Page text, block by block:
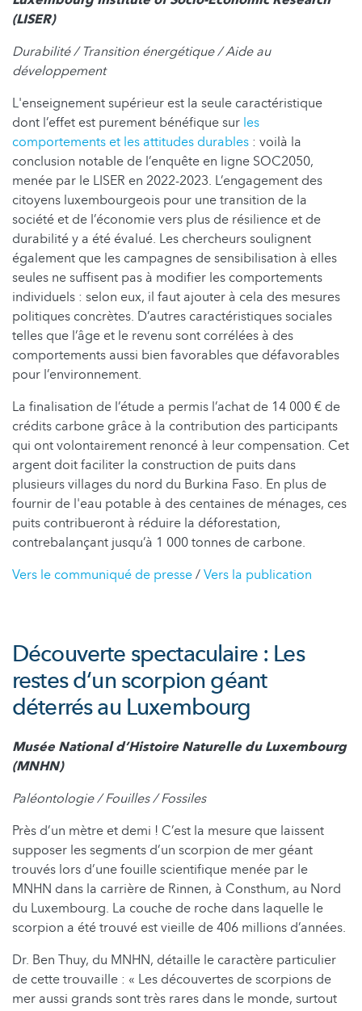
(LISER)
Durabilité / Transition énergétique / Aide au
développement
L'enseignement supérieur est la seule caractéristique
dont l’effet est purement bénéfique sur les
comportements et les attitudes durables : voilà la
conclusion notable de l’enquête en ligne SOC2050,
menée par le LISER en 2022-2023. L’engagement des
citoyens luxembourgeois pour une transition de la
société et de l’économie vers plus de résilience et de
durabilité y a été évalué. Les chercheurs soulignent
également que les campagnes de sensibilisation à elles
seules ne suffisent pas à modifier les comportements
individuels : selon eux, il faut ajouter à cela des mesures
politiques concrètes. D’autres caractéristiques sociales
telles que l’âge et le revenu sont corrélées à des
comportements aussi bien favorables que défavorables
pour l’environnement.
La finalisation de l’étude a permis l’achat de 14 000 € de
crédits carbone grâce à la contribution des participants
qui ont volontairement renoncé à leur compensation. Cet
argent doit faciliter la construction de puits dans
plusieurs villages du nord du Burkina Faso. En plus de
fournir de l'eau potable à des centaines de ménages, ces
puits contribueront à réduire la déforestation,
contrebalançant jusqu’à 1 000 tonnes de carbone.
Vers le communiqué de presse/Vers la publication
Découverte spectaculaire : Les
restes d‘un scorpion géant
déterrés au Luxembourg
Musée National d’Histoire Naturelle du Luxembourg
(MNHN)
Paléontologie / Fouilles / Fossiles
Près d’un mètre et demi ! C’est la mesure que laissent
supposer les segments d’un scorpion de mer géant
trouvés lors d’une fouille scientifique menée par le
MNHN dans la carrière de Rinnen, à Consthum, au Nord
du Luxembourg. La couche de roche dans laquelle le
scorpion a été trouvé est vieille de 406 millions d’années.
Dr. Ben Thuy, du MNHN, détaille le caractère particulier
de cette trouvaille : « Les découvertes de scorpions de
mer aussi grands sont très rares dans le monde, surtout